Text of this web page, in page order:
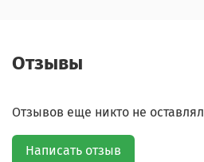
Отзывы
Отзывов еще никто не оставлял
Написать отзыв